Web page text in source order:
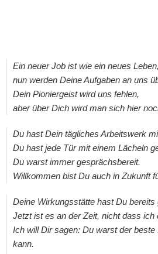
Ein neuer Job ist wie ein neues Leben,
nun werden Deine Aufgaben an uns
Dein Pioniergeist wird uns fehlen,
aber über Dich wird man sich hier
Du hast Dein tägliches Arbeitswerk
Du hast jede Tür mit einem Lächeln
Du warst immer gesprächsbereit.
Willkommen bist Du auch in Zukunft
Deine Wirkungsstätte hast Du bereits
Jetzt ist es an der Zeit, nicht dass ich
Ich will Dir sagen: Du warst der beste
kann.